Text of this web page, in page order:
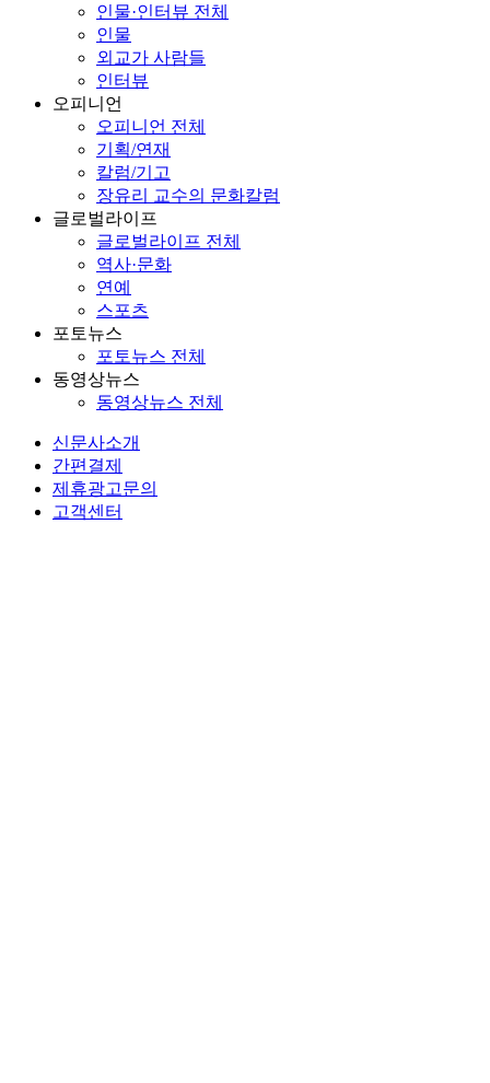
인물·인터뷰 전체
인물
외교가 사람들
인터뷰
오피니언
오피니언 전체
기획/연재
칼럼/기고
장유리 교수의 문화칼럼
글로벌라이프
글로벌라이프 전체
역사·문화
연예
스포츠
포토뉴스
포토뉴스 전체
동영상뉴스
동영상뉴스 전체
신문사소개
간편결제
제휴광고문의
고객센터